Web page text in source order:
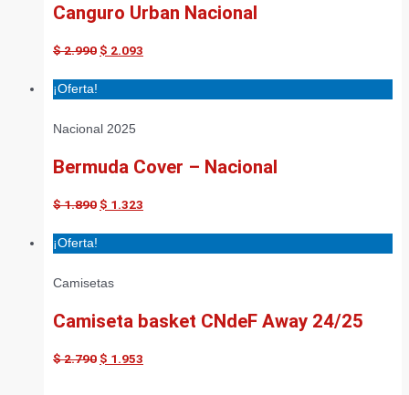
Canguro Urban Nacional
$2.990 $ 2.093
¡Oferta!
Nacional 2025
Bermuda Cover – Nacional
$1.890 $ 1.323
¡Oferta!
Camisetas
Camiseta basket CNdeF Away 24/25
$2.790 $ 1.953